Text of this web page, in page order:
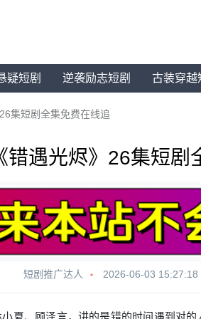
疑短剧 逆袭励志短剧 古装穿越
集短剧全集免费在线追
错遇光烬》26集短剧
短剧推广达人 2026-06-03 15:27:18
夏、顾泽言，讲的是错的时间遇到对